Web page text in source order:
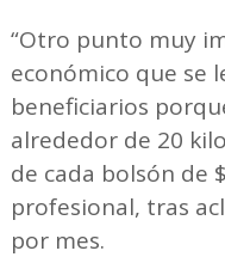
“Otro punto muy
económico que se
beneficiarios
alrededor de 20
de cada bolsón de
profesional, tras
por mes.